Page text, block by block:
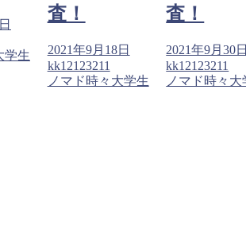
学生
査！
2021年9月18日
kk12123211
ノマド時々大学生
査！
2021年9月30
kk12123211
ノマド時々大